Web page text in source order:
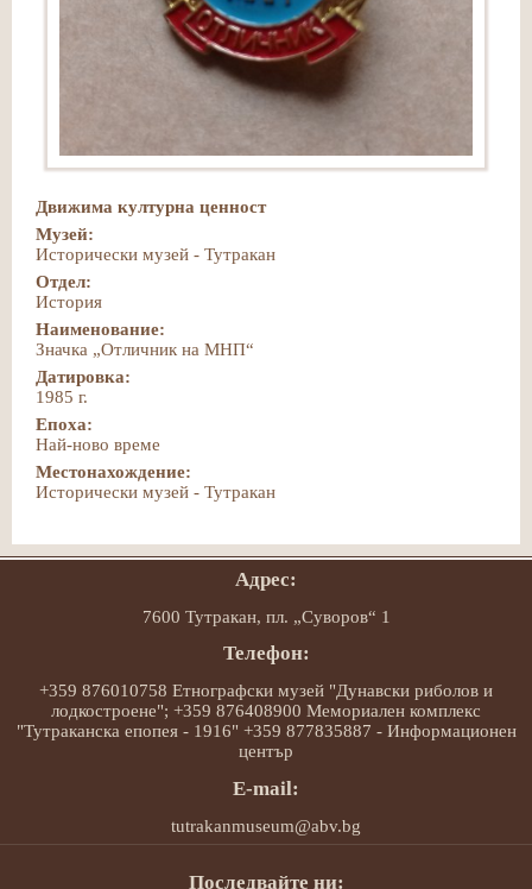
Движима културна ценност
Музей:
Исторически музей - Тутракан
Отдел:
История
Наименование:
Значка „Отличник на МНП“
Датировка:
1985 г.
Епоха:
Най-ново време
Местонахождение:
Исторически музей - Тутракан
Адрес:
7600 Тутракан, пл. „Суворов“ 1
Телефон:
+359 876010758 Етнографски музей "Дунавски риболов и
лодкостроене"; +359 876408900 Мемориален комплекс
"Тутраканска епопея - 1916" +359 877835887 - Информационен
център
E-mail:
tutrakanmuseum@abv.bg
Последвайте ни: